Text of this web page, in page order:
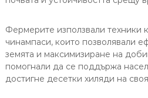
Фермерите използвали техники
чинампаси, които позволявали
земята и максимизиране на
помогнали да се поддържа
достигне десетки хиляди на